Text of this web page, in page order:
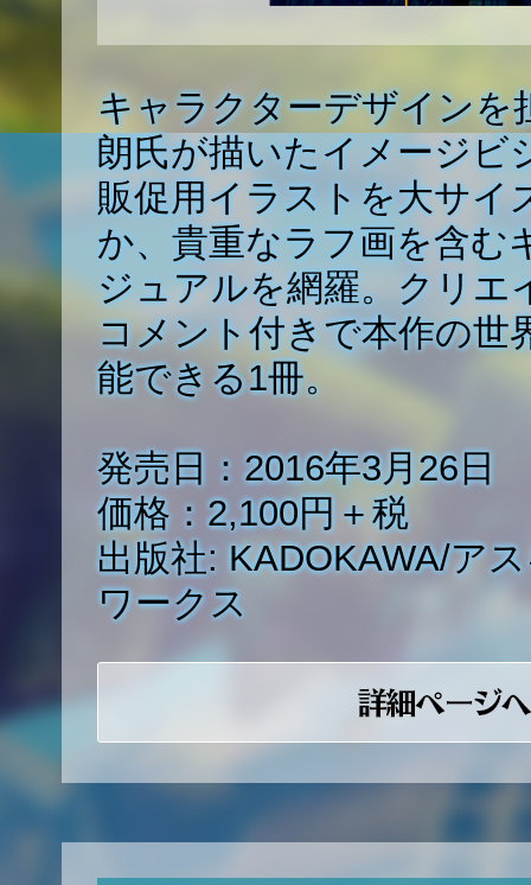
キャラクターデザインを
朗氏が描いたイメージビ
販促用イラストを大サイ
か、貴重なラフ画を含む
ジュアルを網羅。クリエ
コメント付きで本作の世
能できる1冊。
発売日：2016年3月26日
価格：2,100円＋税
出版社: KADOKAWA/ア
ワークス